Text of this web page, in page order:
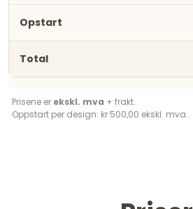
Prisene er ekskl. mva + frakt.
Oppstart per design: kr 500,00 ekskl. mva.